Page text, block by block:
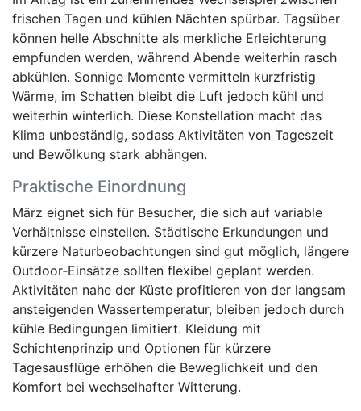
frischen Tagen und kühlen Nächten spürbar. Tagsüber
können helle Abschnitte als merkliche Erleichterung
empfunden werden, während Abende weiterhin rasch
abkühlen. Sonnige Momente vermitteln kurzfristig
Wärme, im Schatten bleibt die Luft jedoch kühl und
weiterhin winterlich. Diese Konstellation macht das
Klima unbeständig, sodass Aktivitäten von Tageszeit
und Bewölkung stark abhängen.
Praktische Einordnung
März eignet sich für Besucher, die sich auf variable
Verhältnisse einstellen. Städtische Erkundungen und
kürzere Naturbeobachtungen sind gut möglich, längere
Outdoor‑Einsätze sollten flexibel geplant werden.
Aktivitäten nahe der Küste profitieren von der langsam
ansteigenden Wassertemperatur, bleiben jedoch durch
kühle Bedingungen limitiert. Kleidung mit
Schichtenprinzip und Optionen für kürzere
Tagesausflüge erhöhen die Beweglichkeit und den
Komfort bei wechselhafter Witterung.